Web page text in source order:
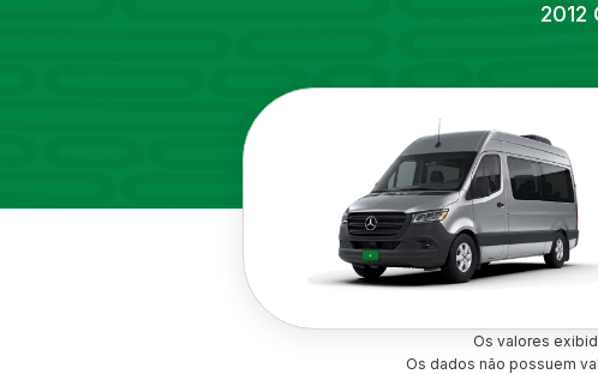
2012
Os valores
Os dados não possuem